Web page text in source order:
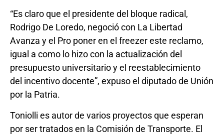
“Es claro que el presidente del bloque radical,
Rodrigo De Loredo, negoció con La Libertad
Avanza y el Pro poner en el freezer este reclamo,
igual a como lo hizo con la actualización del
presupuesto universitario y el reestablecimiento
del incentivo docente”, expuso el diputado de Unión
por la Patria.
Toniolli es autor de varios proyectos que esperan
por ser tratados en la Comisión de Transporte. El